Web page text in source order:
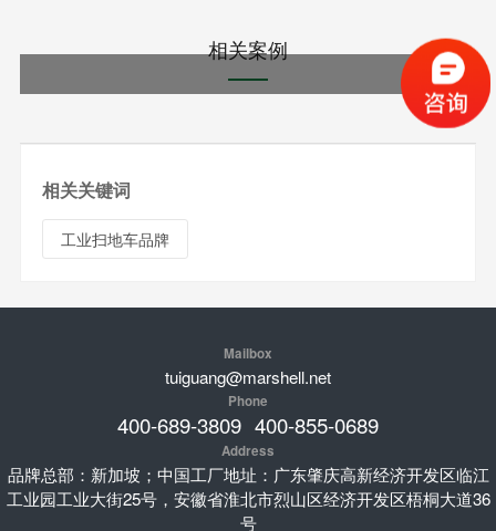
相关案例
相关关键词
工业扫地车品牌
Mailbox
tuiguang@marshell.net
Phone
400-689-3809 400-855-0689
Address
品牌总部：新加坡；中国工厂地址：广东肇庆高新经济开发区临江
工业园工业大街25号，安徽省淮北市烈山区经济开发区梧桐大道36
号